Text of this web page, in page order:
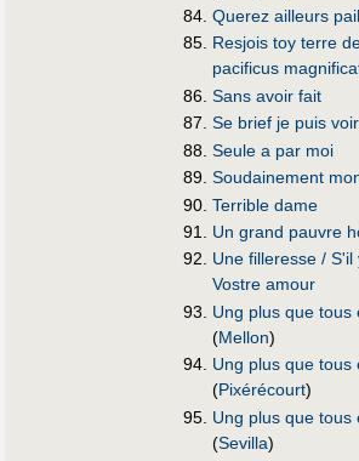
Querez ailleurs
Resjois toy terre
pacificus
Sans avoir fait
Se brief je puis
Seule a par moi
Soudainement
Terrible dame
Un grand pauvre
Une filleresse /
Vostre amour
Ung plus que tous
(Mellon)
Ung plus que tous
(Pixérécourt)
Ung plus que tous
(Sevilla)